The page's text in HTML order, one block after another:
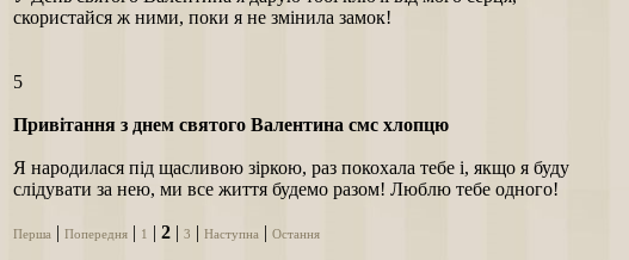
скористайся ж ними, поки я не змінила замок!
5
Привітання з днем святого Валентина смс хлопцю
Я народилася під щасливою зіркою, раз покохала тебе і, якщо я буду
слідувати за нею, ми все життя будемо разом! Люблю тебе одного!
Перша Попередня 1 2 3 Наступна Остання